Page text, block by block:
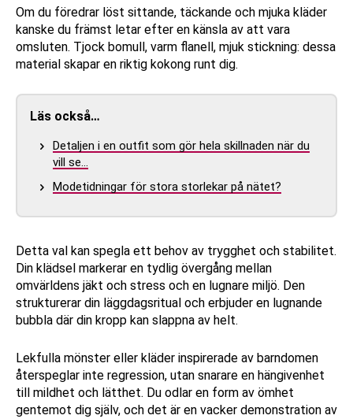
Om du föredrar löst sittande, täckande och mjuka kläder
kanske du främst letar efter en känsla av att vara
omsluten. Tjock bomull, varm flanell, mjuk stickning: dessa
material skapar en riktig kokong runt dig.
Läs också…
Detaljen i en outfit som gör hela skillnaden när du
vill se…
Modetidningar för stora storlekar på nätet?
Detta val kan spegla ett behov av trygghet och stabilitet.
Din klädsel markerar en tydlig övergång mellan
omvärldens jäkt och stress och en lugnare miljö. Den
strukturerar din läggdagsritual och erbjuder en lugnande
bubbla där din kropp kan slappna av helt.
Lekfulla mönster eller kläder inspirerade av barndomen
återspeglar inte regression, utan snarare en hängivenhet
till mildhet och lätthet. Du odlar en form av ömhet
gentemot dig själv, och det är en vacker demonstration av